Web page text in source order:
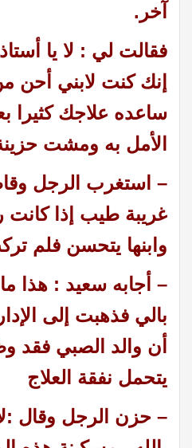
آخر.
فقالت لي : لا يا
إنك كنت لابني أحن
ساعده علاجك كثيرا
الأمل به ومشت
– استغرب الرجل
غريبة طيب إذا كانت
وابنها يتحسن فلم
– أجابه سعيد : هذا
بالي فذهبت إلى
أن والد الصبي فقد
يتحمل نفقة العلاج
– حزن الرجل وقال :